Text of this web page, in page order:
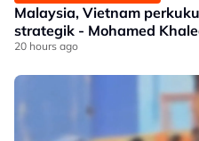
Malaysia, Vietnam
strategik - Mohamed
20 hours ago